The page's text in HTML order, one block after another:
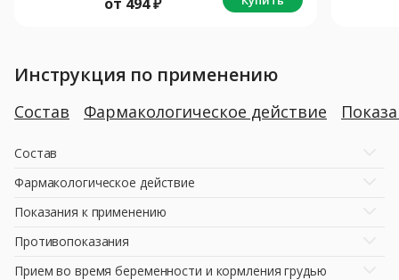
Инструкция по применению
Состав Фармакологическое действие
Состав
Фармакологическое действие
Показания к применению
Противопоказания
Прием во время беременности и кормления грудью